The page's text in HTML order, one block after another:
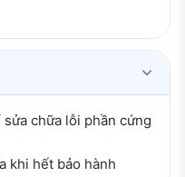
sửa chữa lỗi phần cứng
khi hết bảo hành